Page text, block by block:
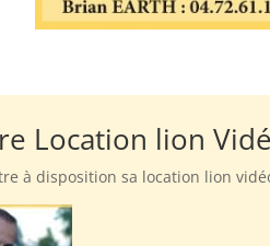
Location lion
à disposition sa location lion